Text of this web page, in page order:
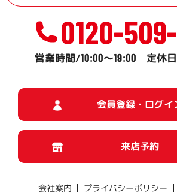
0120-
営業時間/10:00～19:00 定休
会員登録・ログイ
来店予約
会社案内 プライバシーポリシー